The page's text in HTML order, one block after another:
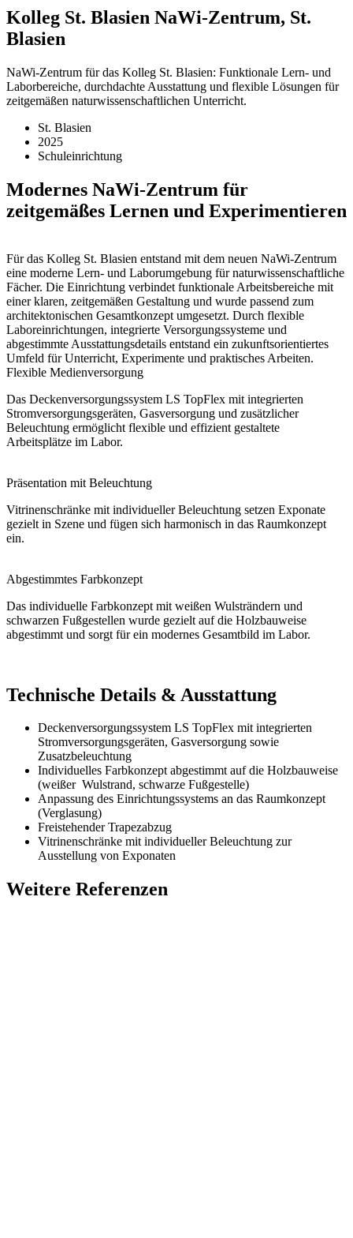
Kolleg St. Blasien NaWi-Zentrum, St.
Blasien
NaWi-Zentrum für das Kolleg St. Blasien: Funktionale Lern- und
Laborbereiche, durchdachte Ausstattung und flexible Lösungen für
zeitgemäßen naturwissenschaftlichen Unterricht.
St. Blasien
2025
Schuleinrichtung
Modernes NaWi-Zentrum für
zeitgemäßes Lernen und Experimentieren
Für das Kolleg St. Blasien entstand mit dem neuen NaWi-Zentrum
eine moderne Lern- und Laborumgebung für naturwissenschaftliche
Fächer. Die Einrichtung verbindet funktionale Arbeitsbereiche mit
einer klaren, zeitgemäßen Gestaltung und wurde passend zum
architektonischen Gesamtkonzept umgesetzt. Durch flexible
Laboreinrichtungen, integrierte Versorgungssysteme und
abgestimmte Ausstattungsdetails entstand ein zukunftsorientiertes
Umfeld für Unterricht, Experimente und praktisches Arbeiten.
Flexible Medienversorgung
Das Deckenversorgungssystem LS TopFlex mit integrierten
Stromversorgungsgeräten, Gasversorgung und zusätzlicher
Beleuchtung ermöglicht flexible und effizient gestaltete
Arbeitsplätze im Labor.
Präsentation mit Beleuchtung
Vitrinenschränke mit individueller Beleuchtung setzen Exponate
gezielt in Szene und fügen sich harmonisch in das Raumkonzept
ein.
Abgestimmtes Farbkonzept
Das individuelle Farbkonzept mit weißen Wulsträndern und
schwarzen Fußgestellen wurde gezielt auf die Holzbauweise
abgestimmt und sorgt für ein modernes Gesamtbild im Labor.
Technische Details & Ausstattung
Deckenversorgungssystem LS TopFlex mit integrierten
Stromversorgungsgeräten, Gasversorgung sowie
Zusatzbeleuchtung
Individuelles Farbkonzept abgestimmt auf die Holzbauweise
(weißer Wulstrand, schwarze Fußgestelle)
Anpassung des Einrichtungssystems an das Raumkonzept
(Verglasung)
Freistehender Trapezabzug
Vitrinenschränke mit individueller Beleuchtung zur
Ausstellung von Exponaten
Weitere Referenzen